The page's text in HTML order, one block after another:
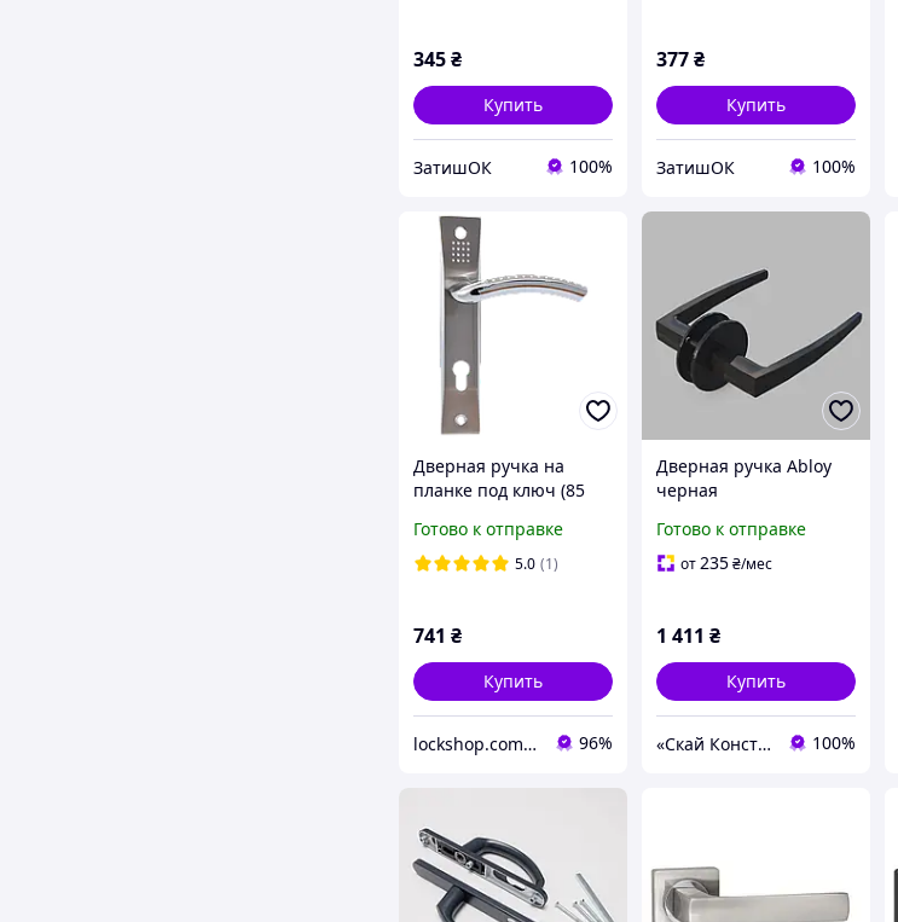
345₴
Купить
ЗатишОК 100%
377₴
Купить
ЗатишОК 100%
Дверная ручка на
планке под ключ (85
мат.никель/хром (А05 3
22 07)
Готово к отправке
5.0 (1)
741 ₴
Купить
lockshop.com.ua 96%
Дверная ручка Abloy
черная
Готово к отправке
от235₴/мес
1 411 ₴
Купить
«Скай Констракшн» 100%